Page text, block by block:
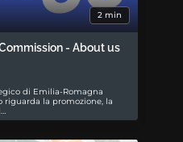
2 min
- About us
di Emilia-Romagna
riguarda la promozione, la